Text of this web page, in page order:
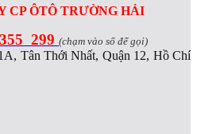
CP ÔTÔ TRƯỜNG HẢI
299 (chạm vào số để gọi)
Tân Thới Nhất, Quận 12, Hồ Chí